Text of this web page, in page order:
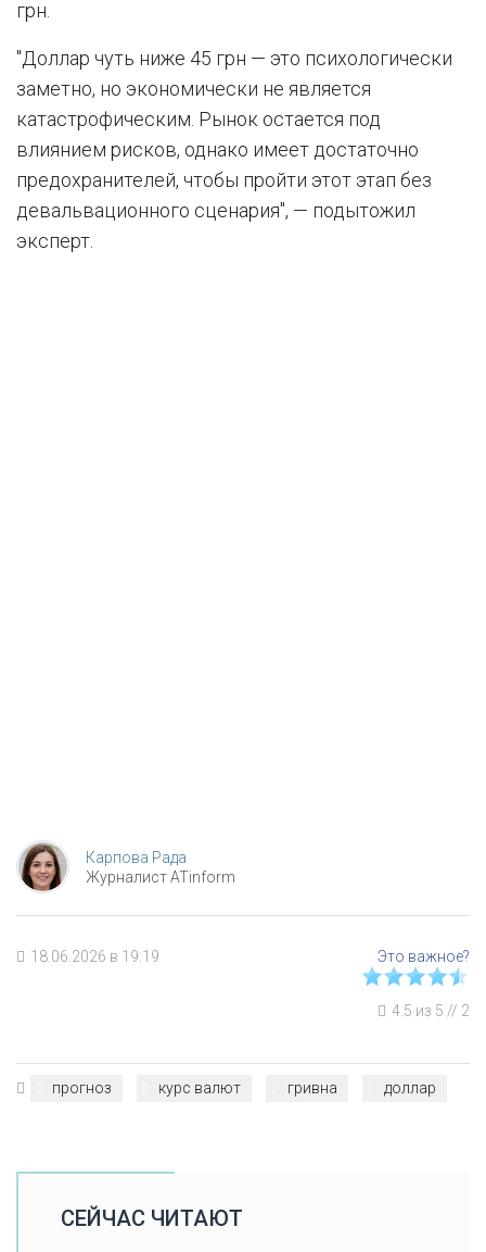
грн.
"Доллар чуть ниже 45 грн — это психологически
заметно, но экономически не является
катастрофическим. Рынок остается под
влиянием рисков, однако имеет достаточно
предохранителей, чтобы пройти этот этап без
девальвационного сценария", — подытожил
эксперт.
Карпова Рада
Журналист ATinform
18.06.2026 в 19:19
4.5 из 5 // 2
прогноз курс валют гривна доллар
СЕЙЧАС ЧИТАЮТ